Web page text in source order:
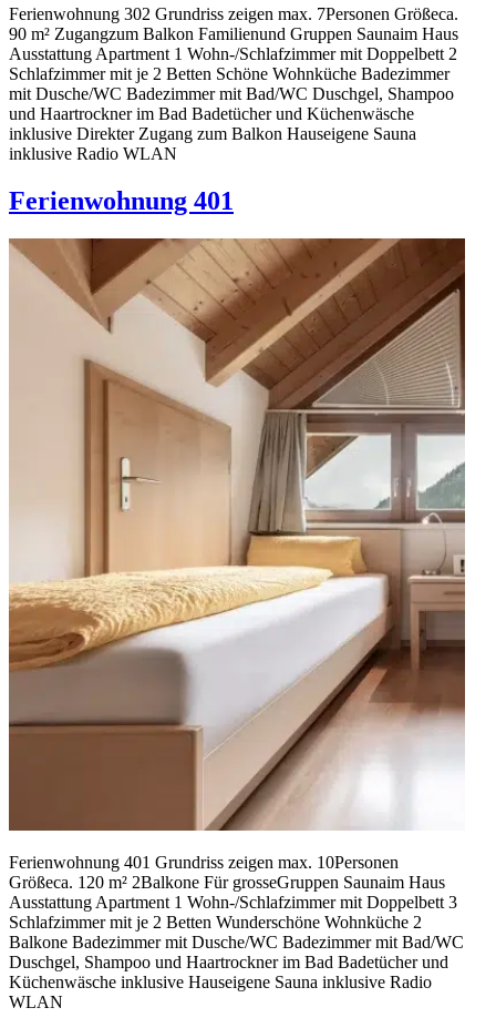
Ferienwohnung 302 Grundriss zeigen max. 7Personen Größeca.
90 m² Zugangzum Balkon Familienund Gruppen Saunaim Haus
Ausstattung Apartment 1 Wohn-/Schlafzimmer mit Doppelbett 2
Schlafzimmer mit je 2 Betten Schöne Wohnküche Badezimmer
mit Dusche/WC Badezimmer mit Bad/WC Duschgel, Shampoo
und Haartrockner im Bad Badetücher und Küchenwäsche
inklusive Direkter Zugang zum Balkon Hauseigene Sauna
inklusive Radio WLAN
Ferienwohnung 401
Ferienwohnung 401 Grundriss zeigen max. 10Personen
Größeca. 120 m² 2Balkone Für grosseGruppen Saunaim Haus
Ausstattung Apartment 1 Wohn-/Schlafzimmer mit Doppelbett 3
Schlafzimmer mit je 2 Betten Wunderschöne Wohnküche 2
Balkone Badezimmer mit Dusche/WC Badezimmer mit Bad/WC
Duschgel, Shampoo und Haartrockner im Bad Badetücher und
Küchenwäsche inklusive Hauseigene Sauna inklusive Radio
WLAN